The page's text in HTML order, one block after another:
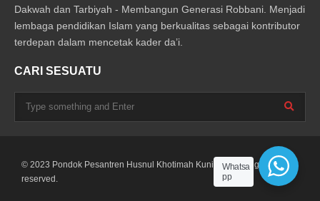
Dakwah dan Tarbiyah - Membangun Generasi Robbani. Menjadi
lembaga pendidikan Islam yang berkualitas sebagai kontributor
terdepan dalam mencetak kader da’i.
CARI SESUATU
© 2023 Pondok Pesantren Husnul Khotimah Kuningan. All rights
reserved.
Whatsa
pp